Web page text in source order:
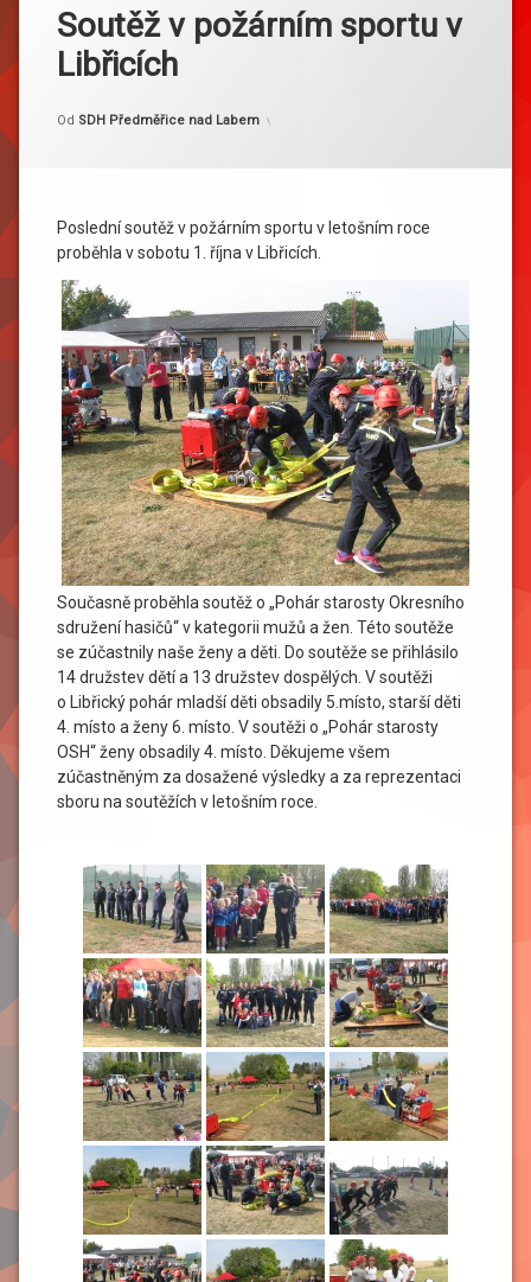
Soutěž v požárním sportu v
Libřicích
Publikováno1. 10. 2016
Aktualizováno 2. 10. 2016
Od SDH Předměřice nad Labem
Poslední soutěž v požárním sportu v letošním roce
proběhla v sobotu 1. října v Libřicích.
Současně proběhla soutěž o „Pohár starosty Okresního
sdružení hasičů“ v kategorii mužů a žen. Této soutěže
se zúčastnily naše ženy a děti. Do soutěže se přihlásilo
14 družstev dětí a 13 družstev dospělých. V soutěži
o Libřický pohár mladší děti obsadily 5.místo, starší děti
4. místo a ženy 6. místo. V soutěži o „Pohár starosty
OSH“ ženy obsadily 4. místo. Děkujeme všem
zúčastněným za dosažené výsledky a za reprezentaci
sboru na soutěžích v letošním roce.